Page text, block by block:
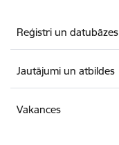
Reģistri un datubāzes
Jautājumi un atbildes
Vakances